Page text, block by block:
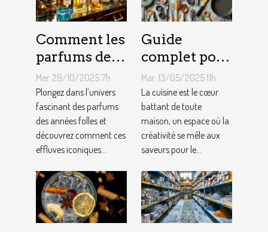
Comment les
parfums des
années folles
influencent-
ils la mode
moderne ?
Mer. 29/10/2025 7h
Plongez dans l’univers
fascinant des parfums
des années folles et
découvrez comment ces
effluves iconiques...
Guide
complet pour
choisir le
meilleur
équipement
de cuisine
Mar. 13/05/2025 11h
La cuisine est le cœur
battant de toute
maison, un espace où la
créativité se mêle aux
saveurs pour le...